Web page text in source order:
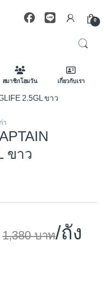
0
สมาชิกโฮมวัน เกี่ยวกับเรา
2.5GL ขาว
า
ขาว
1,380 /ถัง